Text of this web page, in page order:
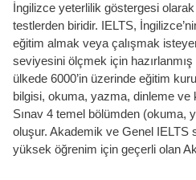
İngilizce yeterlilik göstergesi
testlerden biridir. IELTS,
eğitim almak veya çalışmak
seviyesini ölçmek için hazırlanmış
ülkede 6000’in üzerinde eğitim
bilgisi, okuma, yazma, dinleme ve
Sınav 4 temel bölümden (okuma,
oluşur. Akademik ve Genel IELTS
yüksek öğrenim için geçerli olan